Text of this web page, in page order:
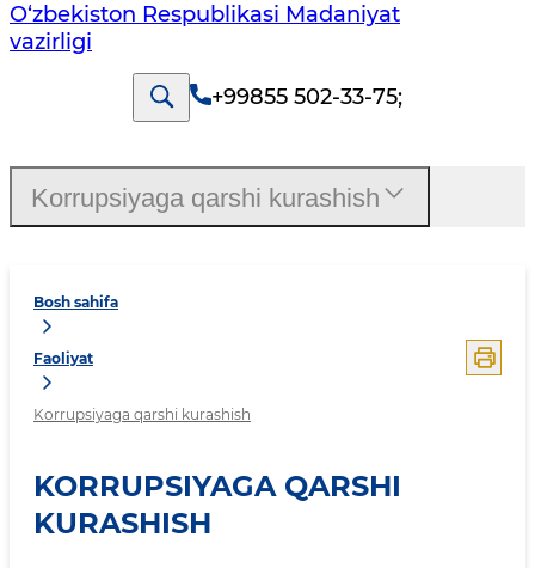
O‘zbekiston Respublikasi Madaniyat
vazirligi
+99855 502-33-75;
Bosh sahifa
Faoliyat
Korrupsiyaga qarshi kurashish
KORRUPSIYAGA QARSHI
KURASHISH
Korrupsiyaga qarshi kurashish